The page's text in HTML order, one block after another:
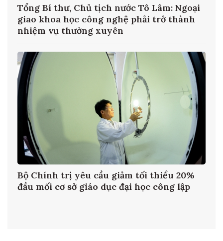
Bộ Tư pháp tổ chức Diễn đàn Pháp luật
ASEAN 2026 về ứng dụng AI trong xây
dựng và thi hành pháp luật
Đổi tên Ban Tuyên giáo và Dân vận Trung
ương thành Ban Tuyên giáo Trung ương